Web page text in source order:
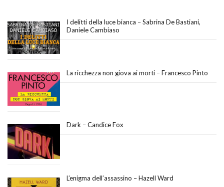
I delitti della luce bianca – Sabrina De Bastiani,
Daniele Cambiaso
La ricchezza non giova ai morti – Francesco Pinto
Dark – Candice Fox
L’enigma dell’assassino – Hazell Ward